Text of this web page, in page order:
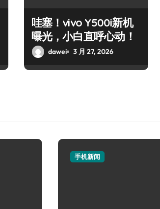
哇塞！vivo Y500i新机
曝光，小白直呼心动！
dawei 3 月 27, 2026
手机新闻